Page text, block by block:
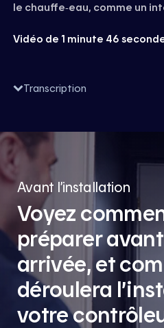
le chauffe‑eau, comme un
Vidéo de 1 minute 46
Transcription
Avant l’installation
Voyez
préparer
arrivée, et
déroulera
votre